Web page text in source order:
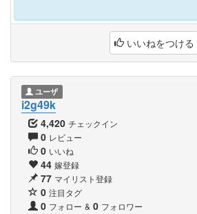
いいねをつける
ユーザ
i2g49k
4,420 チェックイン
0 レビュー
0 いいね
44 嫁登録
77 マイリスト登録
0 注目タグ
0 フォロー & 0 フォロワー